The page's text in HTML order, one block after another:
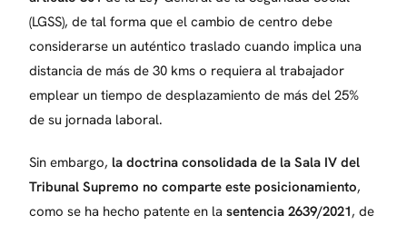
(LGSS), de tal forma que el cambio de centro debe
considerarse un auténtico traslado cuando implica una
distancia de más de 30 kms o requiera al trabajador
emplear un tiempo de desplazamiento de más del 25%
de su jornada laboral.
Sin embargo, la doctrina consolidada de la Sala IV del
Tribunal Supremo no comparte este posicionamiento,
como se ha hecho patente en lasentencia 2639/2021, de